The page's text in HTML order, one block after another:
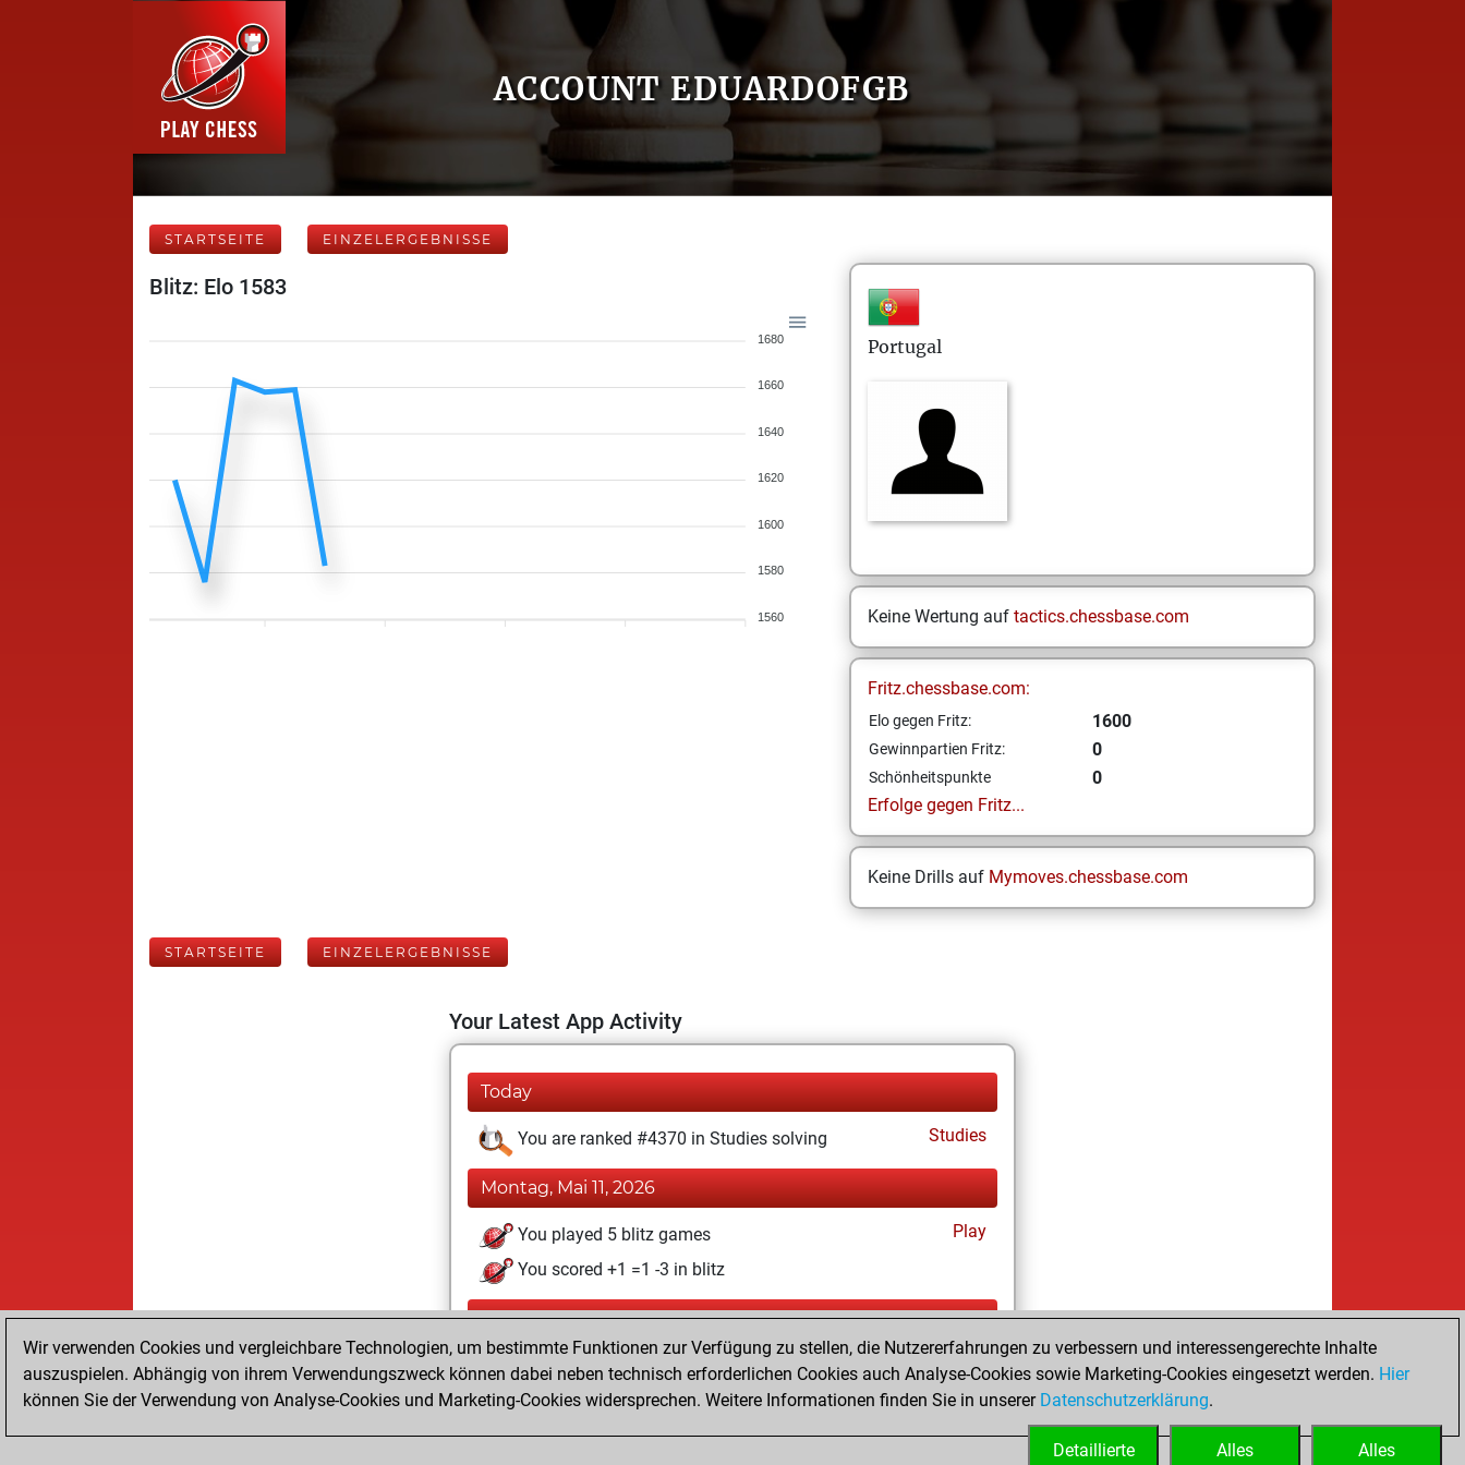
ACCOUNT EDUARDOFGB
STARTSEITE EINZELERGEBNISSE
Blitz: Elo 1583
1680
1660
1640
1620
1600
1580
1560
Portugal
Keine Wertung auf tactics.chessbase.com
Fritz.chessbase.com:
Elo gegen Fritz: 1600
Gewinnpartien Fritz: 0
Schönheitspunkte
0
Erfolge gegen Fritz...
Keine Drills auf Mymoves.chessbase.com
STARTSEITE EINZELERGEBNISSE
Your Latest App Activity
Today
You are ranked #4370 in Studies solving Studies
Montag, Mai 11, 2026
You played 5 blitz games
Play
You scored +1 =1 -3 in blitz
Sonntag, August 1, 2021
You created your Fritz account
Fritz
You created your Studies account
Studies
Wir verwenden Cookies und vergleichbare Technologien, um bestimmte Funktionen zur Verfügung zu stellen, die Nutzererfahrungen zu verbessern und interessengerechte Inhalte
auszuspielen. Abhängig von ihrem Verwendungszweck können dabei neben technisch erforderlichen Cookies auch Analyse-Cookies sowie Marketing-Cookies eingesetzt werden. Hier
können Sie der Verwendung von Analyse-Cookies und Marketing-Cookies widersprechen. Weitere Informationen finden Sie in unserer Datenschutzerklärung.
Alles
Alles
Detaillierte